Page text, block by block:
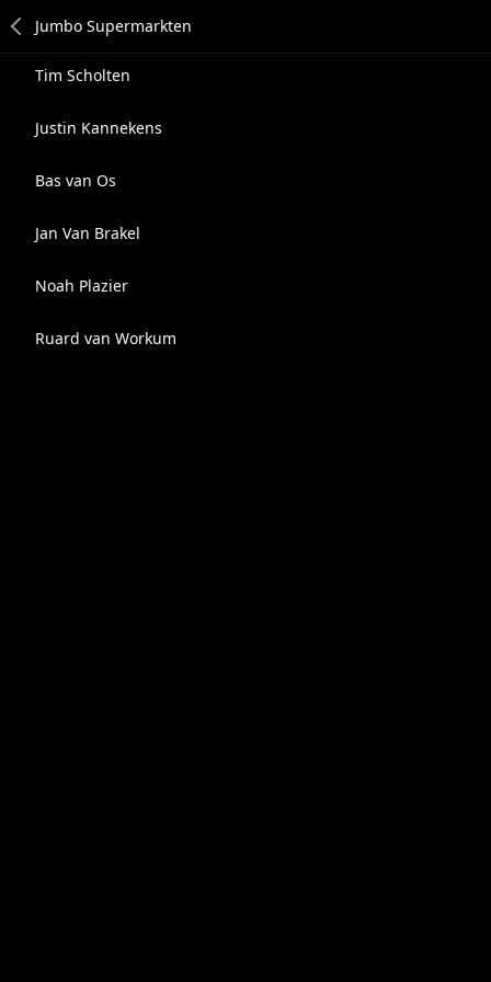
Tim Scholten
Justin Kannekens
Bas van Os
Jan Van Brakel
Noah Plazier
Ruard van Workum